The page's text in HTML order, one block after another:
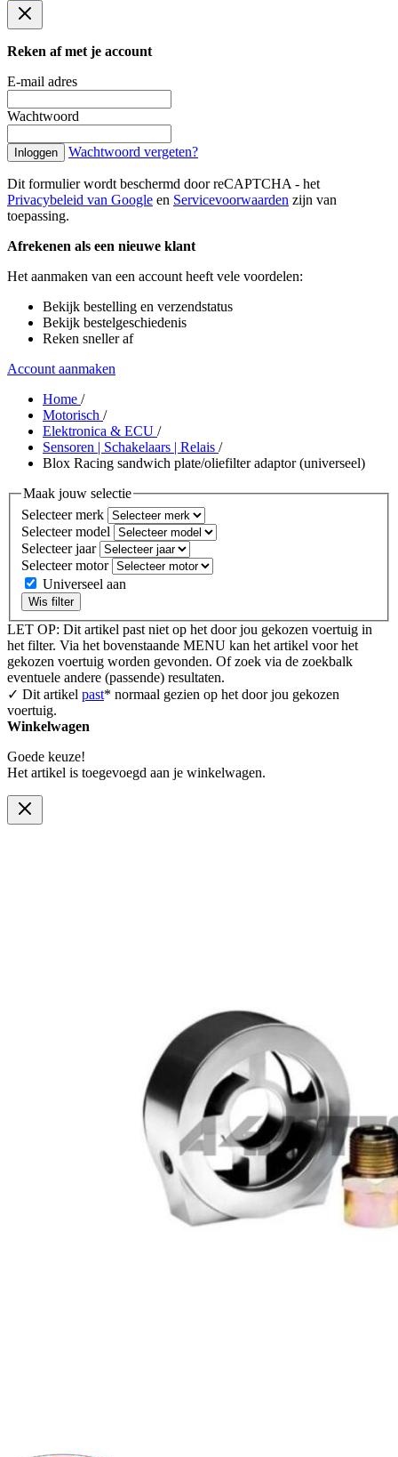
Reken af met je account
E-mail adres
Wachtwoord
Inloggen Wachtwoord vergeten?
Dit formulier wordt beschermd door reCAPTCHA - het
Privacybeleid van Google en Servicevoorwaarden zijn van
toepassing.
Afrekenen als een nieuwe klant
Het aanmaken van een account heeft vele voordelen:
Bekijk bestelling en verzendstatus
Bekijk bestelgeschiedenis
Reken sneller af
Account aanmaken
Home /
Motorisch /
Elektronica & ECU /
Sensoren | Schakelaars | Relais /
Blox Racing sandwich plate/oliefilter adaptor (universeel)
Maak jouw selectie
Selecteer merk
Selecteer model
Selecteer jaar
Selecteer motor
Universeel aan
Wis filter
LET OP: Dit artikel past niet op het door jou gekozen voertuig in
het filter. Via het bovenstaande MENU kan het artikel voor het
gekozen voertuig worden gevonden. Of zoek via de zoekbalk
eventuele andere (passende) resultaten.
✓ Dit artikel past* normaal gezien op het door jou gekozen
voertuig.
Winkelwagen
Goede keuze!
Het artikel is toegevoegd aan je winkelwagen.